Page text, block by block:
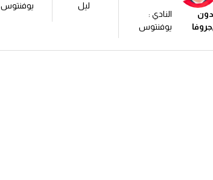
النادي :
يوفنتوس
ليل يوفنتوس